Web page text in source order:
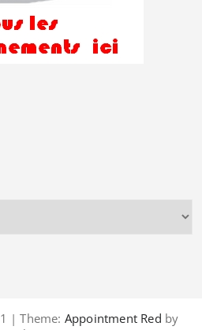
| Theme: Appointment Red by